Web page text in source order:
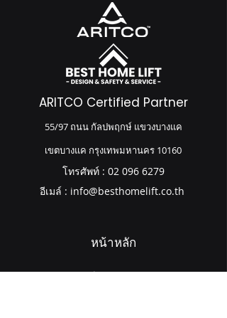
ARITCO Certified Partner
55/97 ถนน กัลปพฤกษ์ แขวงบางแค
เขตบางแค กรุงเทพมหานคร 10160
โทรศัพท์ : 02 096 6279
อีเมล์ : info@besthomelift.co.th
หน้าหลัก